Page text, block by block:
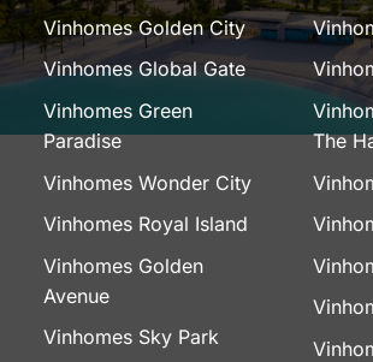
Vinhomes Golden City
Vinhomes Global Gate
Vinhomes Green
Paradise
Vinhomes Wonder City
Vinhomes Royal Island
Vinhomes Golden
Avenue
Vinhomes Sky Park
The